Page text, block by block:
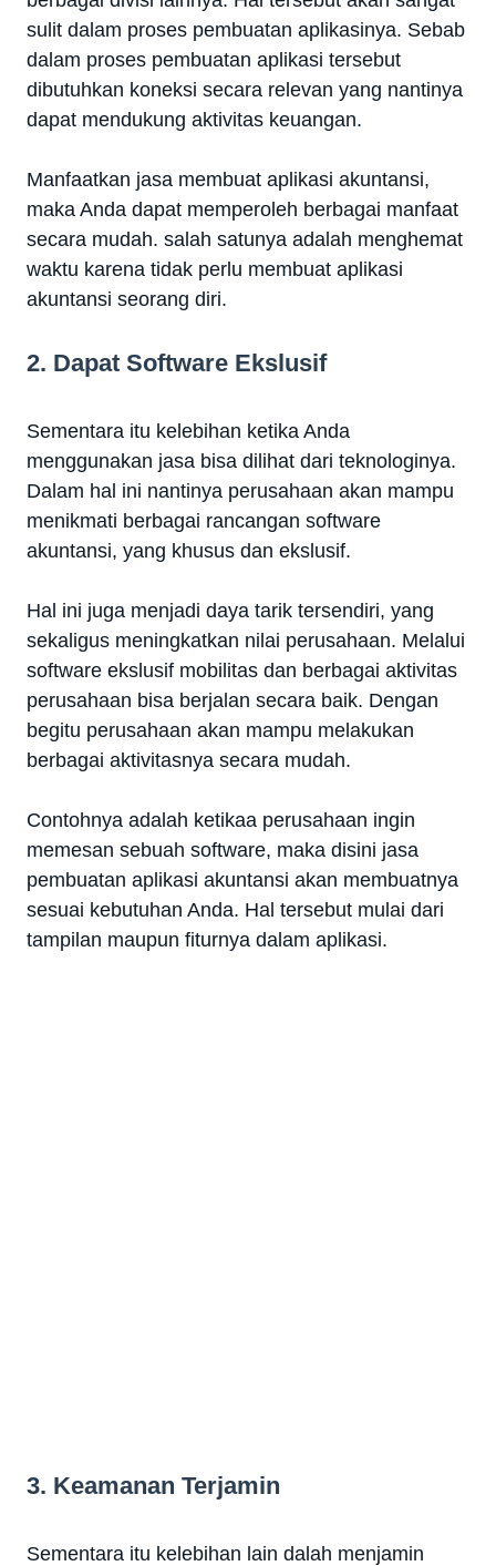
sulit dalam proses pembuatan aplikasinya. Sebab
dalam proses pembuatan aplikasi tersebut
dibutuhkan koneksi secara relevan yang nantinya
dapat mendukung aktivitas keuangan.
Manfaatkan jasa membuat aplikasi akuntansi,
maka Anda dapat memperoleh berbagai manfaat
secara mudah. salah satunya adalah menghemat
waktu karena tidak perlu membuat aplikasi
akuntansi seorang diri.
2. Dapat Software Ekslusif
Sementara itu kelebihan ketika Anda
menggunakan jasa bisa dilihat dari teknologinya.
Dalam hal ini nantinya perusahaan akan mampu
menikmati berbagai rancangan software
akuntansi, yang khusus dan ekslusif.
Hal ini juga menjadi daya tarik tersendiri, yang
sekaligus meningkatkan nilai perusahaan. Melalui
software ekslusif mobilitas dan berbagai aktivitas
perusahaan bisa berjalan secara baik. Dengan
begitu perusahaan akan mampu melakukan
berbagai aktivitasnya secara mudah.
Contohnya adalah ketikaa perusahaan ingin
memesan sebuah software, maka disini jasa
pembuatan aplikasi akuntansi akan membuatnya
sesuai kebutuhan Anda. Hal tersebut mulai dari
tampilan maupun fiturnya dalam aplikasi.
3. Keamanan Terjamin
Sementara itu kelebihan lain dalah menjamin